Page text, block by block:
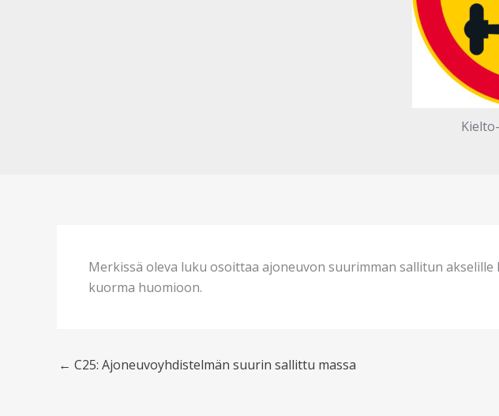
Merkissä oleva luku osoittaa ajoneuvon suurimman sallitun
kuorma huomioon.
← C25: Ajoneuvoyhdistelmän suurin sallittu massa